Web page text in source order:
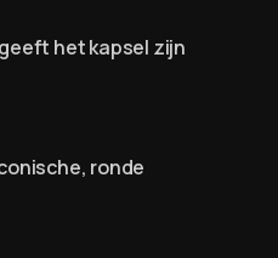
het kapsel zijn
ronde